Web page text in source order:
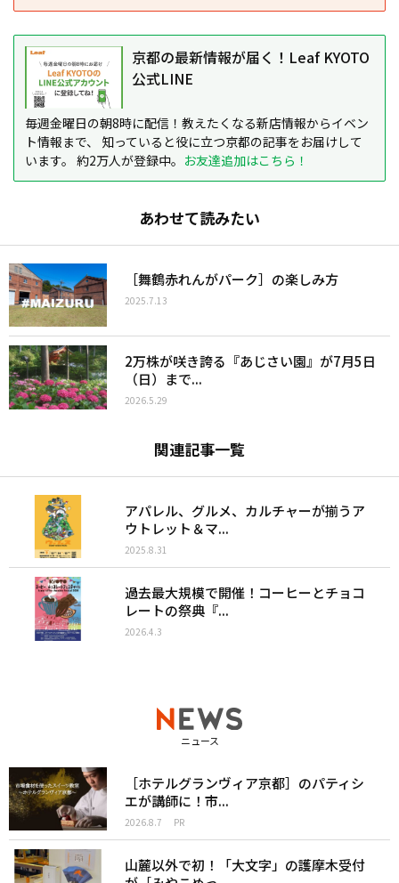
京都の最新情報が届く！Leaf KYOTO
公式LINE
毎週金曜日の朝8時に配信！教えたくなる新店情報からイベン
ト情報まで、 知っていると役に立つ京都の記事をお届けして
います。 約2万人が登録中。 お友達追加はこちら！
あわせて読みたい
［舞鶴赤れんがパーク］の楽しみ方
2025.7.13
2万株が咲き誇る『あじさい園』が7月5日
（日）まで...
2026.5.29
関連記事一覧
アパレル、グルメ、カルチャーが揃うア
ウトレット＆マ...
2025.8.31
過去最大規模で開催！コーヒーとチョコ
レートの祭典『...
2026.4.3
ニュース
［ホテルグランヴィア京都］のパティシ
エが講師に！市...
2026.8.7 PR
山麓以外で初！「大文字」の護摩木受付